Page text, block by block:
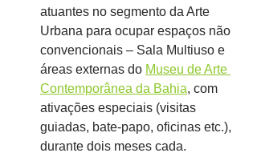
atuantes no segmento da Arte
Urbana para ocupar espaços não
convencionais – Sala Multiuso e
áreas externas do Museu de Arte
Contemporânea da Bahia, com
ativações especiais (visitas
guiadas, bate-papo, oficinas etc.),
durante dois meses cada.